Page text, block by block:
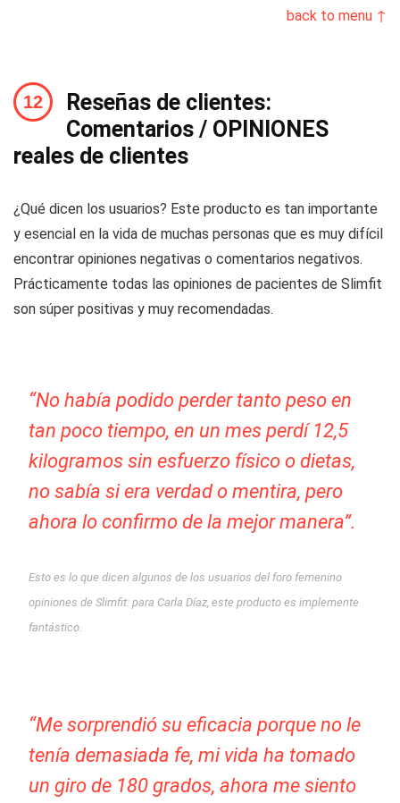
back to menu ↑
Reseñas de clientes:
Comentarios / OPINIONES
reales de clientes
¿Qué dicen los usuarios? Este producto es tan importante
y esencial en la vida de muchas personas que es muy difícil
encontrar opiniones negativas o comentarios negativos.
Prácticamente todas las opiniones de pacientes de Slimfit
son súper positivas y muy recomendadas.
“No había podido perder tanto peso en
tan poco tiempo, en un mes perdí 12,5
kilogramos sin esfuerzo físico o dietas,
no sabía si era verdad o mentira, pero
ahora lo confirmo de la mejor manera”.
Esto es lo que dicen algunos de los usuarios del foro femenino
opiniones de Slimfit: para Carla Díaz, este producto es implemente
fantástico.
“Me sorprendió su eficacia porque no le
tenía demasiada fe, mi vida ha tomado
un giro de 180 grados, ahora me siento